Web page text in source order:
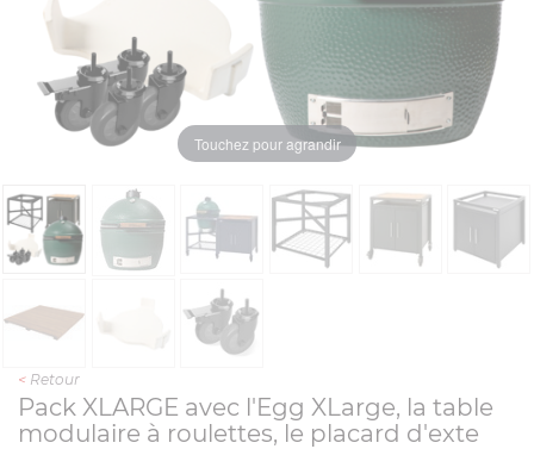
Touchez pour agrandir
< Retour
Pack XLARGE avec l'Egg XLarge, la table
modulaire à roulettes, le placard d'exte